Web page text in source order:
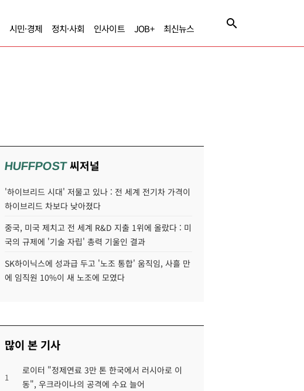
시민·경제 정치·사회 인사이트 JOB+ 최신뉴스
HUFFPOST씨저널
'하이브리드 시대' 저물고 있나 : 전 세계 전기차 가격이
하이브리드 차보다 낮아졌다
중국, 미국 제치고 전 세계 R&D 지출 1위에 올랐다 : 미
국의 규제에 '기술 자립' 총력 기울인 결과
SK하이닉스에 성과급 두고 '노조 통합' 움직임, 사흘 만
에 임직원 10%이 새 노조에 모였다
많이 본 기사
1
로이터 "정제연료 3만 톤 한국에서 러시아로 이
동", 우크라이나의 공격에 수요 늘어